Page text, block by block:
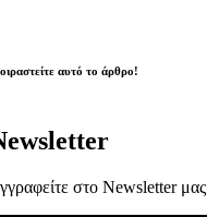
αυτό το άρθρο!
στο Newsletter μας